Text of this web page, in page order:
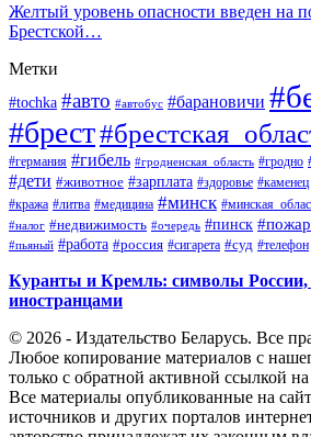
Желтый уровень опасности введен на
Брестской…
Метки
#tochka #авто #автобус #барановичи
#брест
#германия #гибель #гродненская_область #гродно
#дети #животное #зарплата #здоровье #каменец
#кража #литва #медицина #минск
#налог #недвижимость #очередь #пинск #пожар
#пьяный #работа #россия #сигарета #суд #телефон
Куранты и Кремль: символы России,
иностранцами
© 2026 - Издательство Беларусь. Все
Любое копирование материалов с
только с обратной активной ссылкой
Все материалы опубликованные на
источников и других порталов